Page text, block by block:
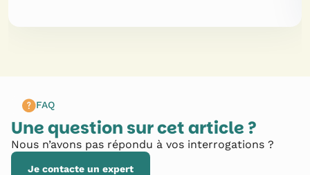
FAQ
Une question sur cet article ?
Nous n’avons pas répondu à vos interrogations ?
Je contacte un expert